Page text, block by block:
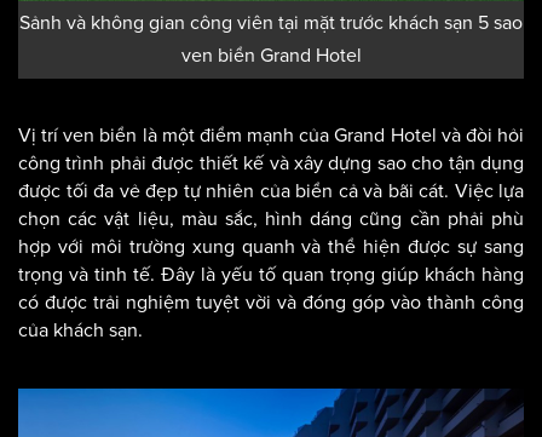
Sảnh và không gian công viên tại mặt trước khách sạn 5 sao
ven biển Grand Hotel
Vị trí ven biển là một điểm mạnh của Grand Hotel và đòi hỏi
công trình phải được thiết kế và xây dựng sao cho tận dụng
được tối đa vẻ đẹp tự nhiên của biển cả và bãi cát. Việc lựa
hợp với môi trường xung quanh và thể hiện được sự sang
trọng và tinh tế. Đây là yếu tố quan trọng giúp khách hàng